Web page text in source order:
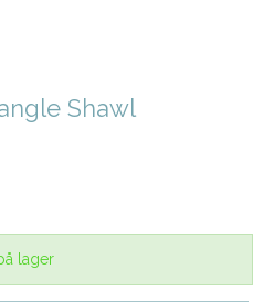
Shawl
lager